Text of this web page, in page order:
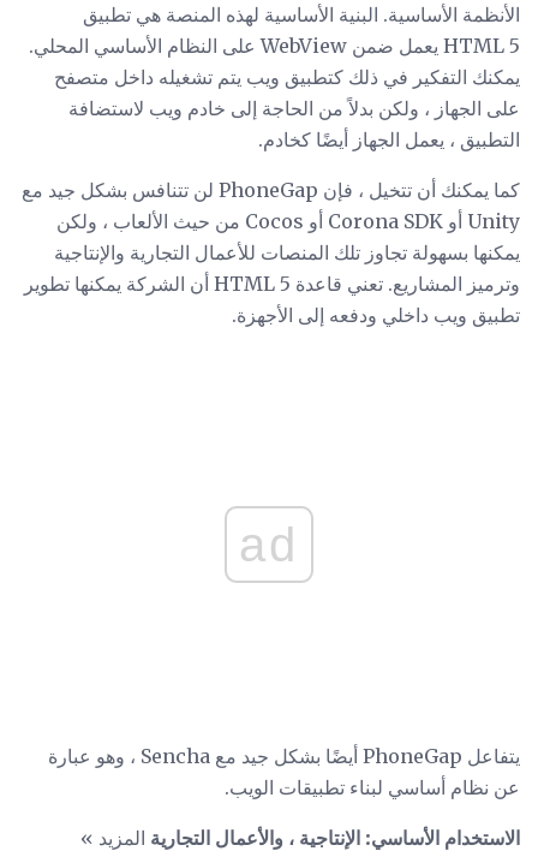
الأنظمة الأساسية. البنية الأساسية لهذه المنصة هي تطبيق
HTML 5 يعمل ضمن WebView على النظام الأساسي المحلي.
يمكنك التفكير في ذلك كتطبيق ويب يتم تشغيله داخل متصفح
على الجهاز ، ولكن بدلاً من الحاجة إلى خادم ويب لاستضافة
التطبيق ، يعمل الجهاز أيضًا كخادم.
كما يمكنك أن تتخيل ، فإن PhoneGap لن تتنافس بشكل جيد مع
Unity أو Corona SDK أو Cocos من حيث الألعاب ، ولكن
يمكنها بسهولة تجاوز تلك المنصات للأعمال التجارية والإنتاجية
وترميز المشاريع. تعني قاعدة HTML 5 أن الشركة يمكنها تطوير
تطبيق ويب داخلي ودفعه إلى الأجهزة.
ad
يتفاعل PhoneGap أيضًا بشكل جيد مع Sencha ، وهو عبارة
عن نظام أساسي لبناء تطبيقات الويب.
الاستخدام الأساسي: الإنتاجية ، والأعمال التجارية المزيد »